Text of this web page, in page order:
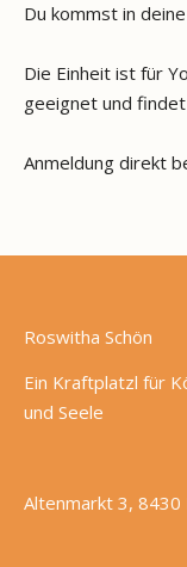
Du kommst in
Die Einheit ist für
geeignet und
Anmeldung direkt
Roswitha Schön
Ein Kraftplatzl für
und Seele
Altenmarkt 3, 8430